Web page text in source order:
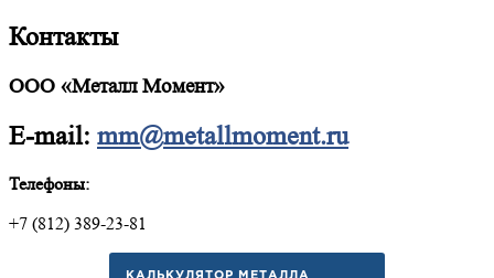
Контакты
ООО «Металл Момент»
E-mail: mm@metallmoment.ru
Телефоны:
+7 (812) 389-23-81